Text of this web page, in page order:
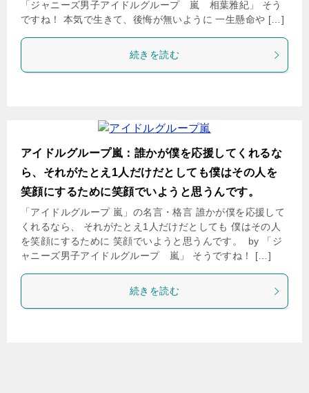
「ジャニーズ男子アイドルグループ 嵐 相葉雅紀」 そう
ですね！ 本気で生きて、後悔が無いように 一生懸命や […]
続きを読む
アイドルグループ嵐：誰かが僕を応援してくれるな
ら、それがたとえ1人だけだとしても僕はその人を
笑顔にするために笑顔でいようと思うんです。
「アイドルグループ 嵐」の名言・格言 誰かが僕を応援して
くれるなら、 それがたとえ1人だけだとしても 僕はその人
を笑顔にするために 笑顔でいようと思うんです。 by 「ジ
ャニーズ男子アイドルグループ 嵐」 そうですね！ […]
続きを読む